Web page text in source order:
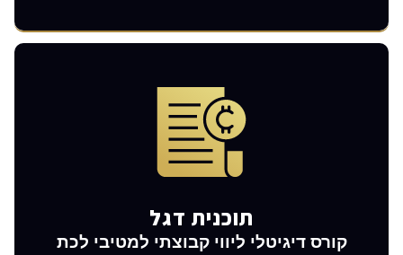
תוכנית דגל
קורס דיגיטלי ליווי קבוצתי למטיבי לכת
מתחילים להרויח